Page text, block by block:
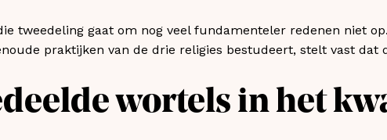
tweedeling gaat om nog veel fundamenteler redenen niet
praktijken van de drie religies bestudeert, stelt vast dat
wortels in het